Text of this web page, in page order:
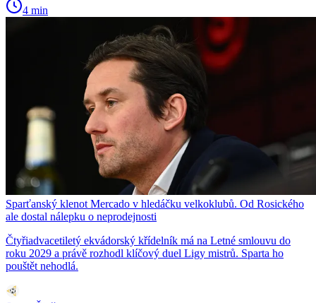
4 min
Sparťanský klenot Mercado v hledáčku velkoklubů. Od Rosického
ale dostal nálepku o neprodejnosti
Čtyřiadvacetiletý ekvádorský křídelník má na Letné smlouvu do
roku 2029 a právě rozhodl klíčový duel Ligy mistrů. Sparta ho
pouštět nehodlá.